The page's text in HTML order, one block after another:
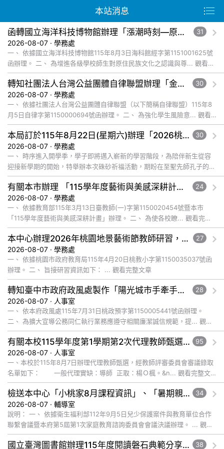
本站消息
函轉國立海洋科技博物館辦理「漲潮時刻—原民智慧主題探索課程」參訪補助案，請查照。 31
2026-08-07 · 學務處
一、 依據國立海洋科技博物館115年8月3日海科館經字第1151001625號
函辦理。 二、 為增進各級學校師生對原住民族文化之認識與尊... 觀看完
整文章
轉知社團法人台灣公益團體自律聯盟辦理「金融基礎教育教材」推廣工作坊一案，鼓勵貴校教師踴躍報名參加，並本權責核予出席教師公假登記， 詳如說明，請查照。 30
2026-08-07 · 學務處
一、 依據社團法人台灣公益團體自律聯盟（以下簡稱自律聯盟）115年8
月5日自律字第1150000694號函辦理。 二、 為強化學生風險意... 觀看
完整文章
本局訂於115年8月22日(星期六)辦理「2026桃園市孔廟祈福系列活動—儒門初開 智慧啟航」，請協助公告周知，詳如說明，請查照。 30
2026-08-07 · 學務處
一、 時序進入開學季，學子即將邁入嶄新的學習階段，為陪伴新生從容
迎接新學期的開始，特舉辦本次硃砂祈福活動，期盼在至聖先師孔子的智
慧啟發與祝福下，使學子開啟智慧，眼明心亮，未來學業順利、步步高
升... 觀看完整文章
有關本市辦理 「115學年度藝術與美感深耕計畫」申辦說明會一案，請踴躍參加，請查照。 24
2026-08-07 · 學務處
一、 依據教育部115年3月13日臺教師(一)字第1150020454號暨本市
「115學年度藝術與美感深耕計畫」辦理。 二、 為使各校瞭... 觀看完整
文章
本中心辦理2026年桃園地景藝術節教師研習，請惠予轉知貴校教師踴躍報名參加，請查照。 27
2026-08-07 · 學務處
一、 依據桃園市政府教育局115年4月20日桃教小字第1150035037號函
辦理。 二、 旨接研習資訊如下： ... 觀看完整文章
轉知臺中市政府政風處製作「陽光城市手牽手，綠能透明齊步走」動畫影片，請協助宣導運用，請查照。 28
2026-08-07 · 人事室
一、 依本府政風處115年7月31日桃政預字第1150005441號函辦理。
二、 為擴大宣導公務同仁執行業務應遵守相關廉潔誠信規範，提... 觀看
完整文章
有關本校115學年度第1學期第2次代理教師甄選錄取公告 95
2026-08-07 · 人事室
一、本校於115年8月7日辦理代理教師甄選，經教師評審委員會審議錄取
名單如下： 一般代理實缺：導師 正取：楊Ｏ楓。&n... 觀看完整文
章
檢送本中心「小桃家8月課程資訊」、「暑期親子電影營」、「祖孫樂淘桃」、「愛『原原』不絕-親子共學同樂會」、「邁向下一站幸福系列講座及成長團體」海報各1份，惠請貴機關(學校)運用多元管道宣導 34
2026-08-07 · 輔導室
說明： 一、 依據衛生福利部112年9月5日兒少保護案件與教育單位合作
聯繫會議暨本府第5屆第1次家庭教育諮詢委員會會議決議辦理。 ... 觀看
完整文章
國立臺灣圖書館辦理115年度閱讀磐石典範分享暨閱讀推動專業研習 38